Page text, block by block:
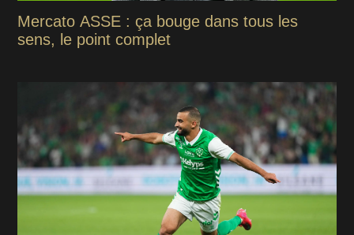
Mercato ASSE : ça bouge dans tous les
sens, le point complet